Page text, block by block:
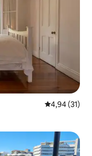
Gemiddelde
4,94 (31)